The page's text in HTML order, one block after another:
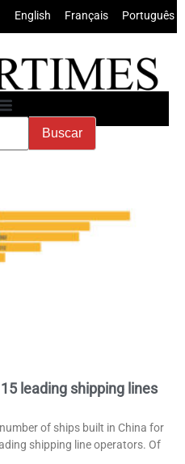
English Français Português
leading shipping lines
of ships built in China for
shipping line operators. Of